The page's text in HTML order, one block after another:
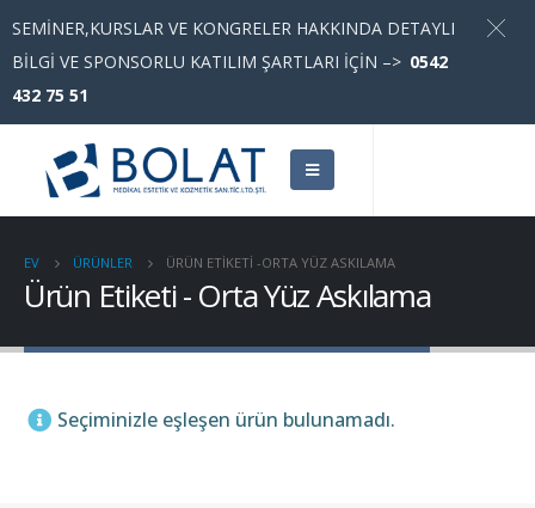
EV ÜRÜNLER ÜRÜN ETIKETI -ORTA YÜZ ASKILAMA
Ürün Etiketi - Orta Yüz Askılama
Seçiminizle eşleşen ürün bulunamadı.
Türkçe
SEMİNER,KURSLAR VE KONGRELER HAKKINDA DETAYLI
BİLGİ VE SPONSORLU KATILIM ŞARTLARI İÇİN –> 0542
432 75 51